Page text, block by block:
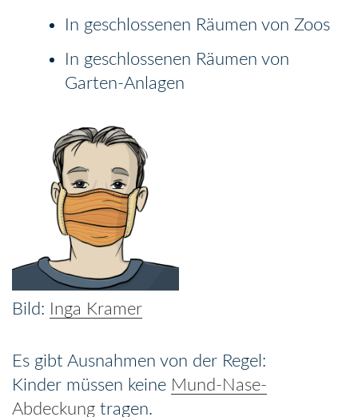
In geschlossenen Räumen von Zoos
In geschlossenen Räumen von
Garten-Anlagen
Inga Kramer
Es gibt Ausnahmen von der Regel:
Kinder müssen keine Mund-Nase-
Abdeckung tragen.